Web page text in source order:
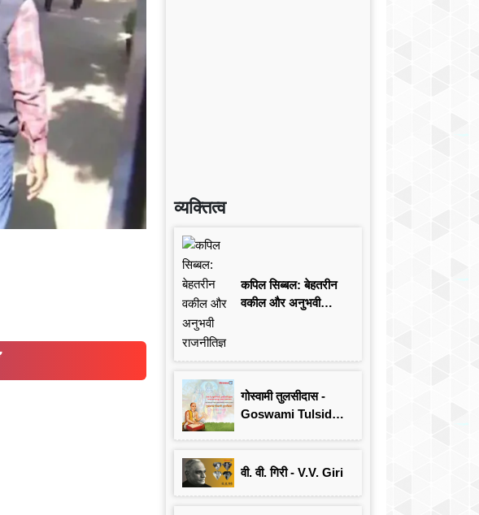
व्यक्तित्व
कपिल सिब्बल: बेहतरीन
वकील और अनुभवी
गोस्वामी तुलसीदास -
Goswami Tulsidas:
वी. वी. गिरी - V.V. Giri